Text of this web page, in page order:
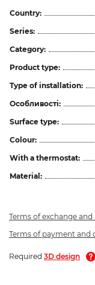
Country:
Series:
Category:
Product type:
Type of installation:
Особливості:
Surface type:
Colour:
With a thermostat:
Material:
Terms of exchange
Terms of payment and
Required 3D design